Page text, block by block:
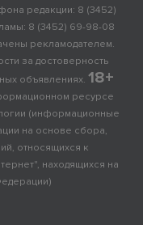
редакции: 8 (3452)
8 (3452) 69-98-08
рекламодателем.
за достоверность
объявлениях. 18+
ресурсе
(информационные
на основе сбора,
относящихся к
находящихся на